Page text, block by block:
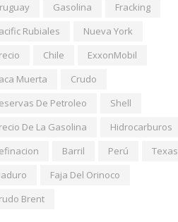
Gasolina
Fracking
Rubiales
Nueva York
Chile
ExxonMobil
Muerta
Crudo
De Petroleo
Shell
De La Gasolina
Hidrocarburos
Barril Perú
Texas
Faja Del Orinoco
Brent